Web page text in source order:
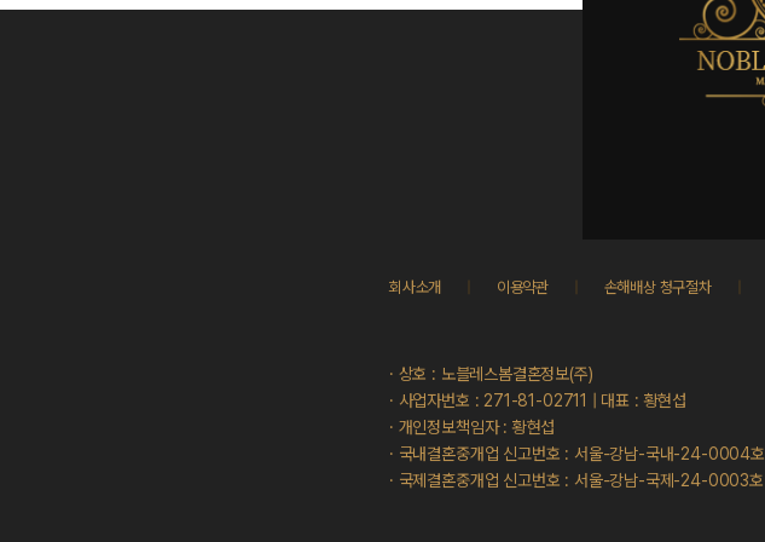
회사소개 이용약관 손해배상 청구절차
· 상호 : 노블레스봄결혼정보(주)
· 사업자번호 : 271-81-02711 | 대표 : 황현섭
· 개인정보책임자 : 황현섭
· 국내결혼중개업 신고번호 : 서울-강남-국내-24-0004호
· 국제결혼중개업 신고번호 : 서울-강남-국제-24-0003호